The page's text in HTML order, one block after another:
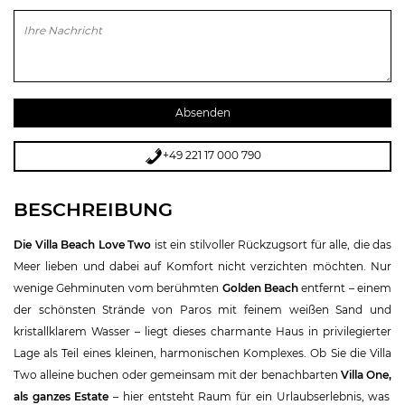
Bitte lasse dieses Feld leer.
+49 221 17 000 790
BESCHREIBUNG
Die Villa Beach Love Two ist ein stilvoller Rückzugsort für alle, die das
Meer lieben und dabei auf Komfort nicht verzichten möchten. Nur
wenige Gehminuten vom berühmten Golden Beachentfernt – einem
der schönsten Strände von Paros mit feinem weißen Sand und
kristallklarem Wasser – liegt dieses charmante Haus in privilegierter
Lage als Teil eines kleinen, harmonischen Komplexes. Ob Sie die Villa
Two alleine buchen oder gemeinsam mit der benachbarten Villa One,
als ganzes Estate – hier entsteht Raum für ein Urlaubserlebnis, was